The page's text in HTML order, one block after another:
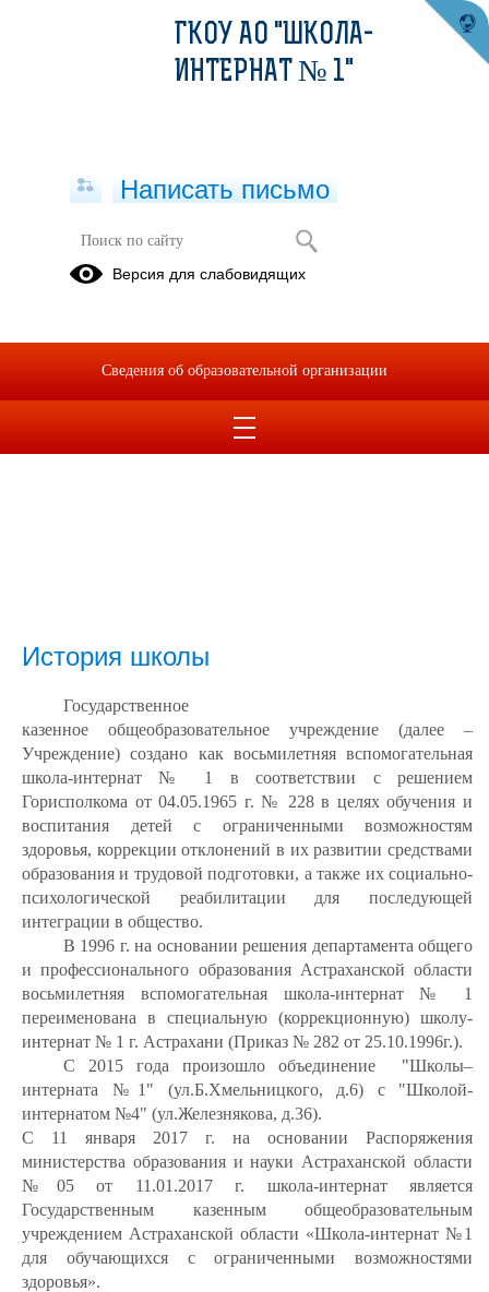
История школы
Государственное
казенное общеобразовательное учреждение (далее –
Учреждение) создано как восьмилетняя вспомогательная
школа-интернат № 1 в соответствии с решением
Горисполкома от 04.05.1965 г. № 228 в целях обучения и
воспитания детей с ограниченными возможностям
здоровья, коррекции отклонений в их развитии средствами
образования и трудовой подготовки, а также их социально-
психологической реабилитации для последующей
интеграции в общество.
В 1996 г. на основании решения департамента общего
и профессионального образования Астраханской области
восьмилетняя вспомогательная школа-интернат № 1
переименована в специальную (коррекционную) школу-
интернат № 1 г. Астрахани (Приказ № 282 от 25.10.1996г.).
С 2015 года произошло объединение "Школы–
интерната №1" (ул.Б.Хмельницкого, д.6) с "Школой-
интернатом №4" (ул.Железнякова, д.36).
С 11 января 2017 г. на основании Распоряжения
министерства образования и науки Астраханской области
№05 от 11.01.2017 г. школа-интернат является
Государственным казенным общеобразовательным
учреждением Астраханской области «Школа-интернат №1
для обучающихся с ограниченными возможностями
здоровья».
ГКОУ АО "ШКОЛА-
ИНТЕРНАТ № 1"
Написать письмо
Версия для слабовидящих
Сведения об образовательной организации